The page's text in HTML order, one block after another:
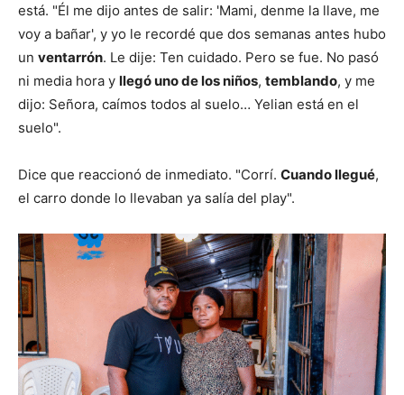
está. "Él me dijo antes de salir: 'Mami, denme la llave, me
voy a bañar', y yo le recordé que dos semanas antes hubo
un ventarrón. Le dije: Ten cuidado. Pero se fue. No pasó
ni media hora y llegó uno de los niños, temblando, y me
dijo: Señora, caímos todos al suelo… Yelian está en el
suelo".
Dice que reaccionó de inmediato. "Corrí. Cuando llegué,
el carro donde lo llevaban ya salía del play".